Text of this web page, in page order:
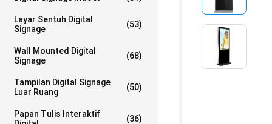
Layar Sentuh Digital
Signage
(53)
Wall Mounted Digital
Signage
(68)
Tampilan Digital Signage
Luar Ruang
(50)
Papan Tulis Interaktif
(36)